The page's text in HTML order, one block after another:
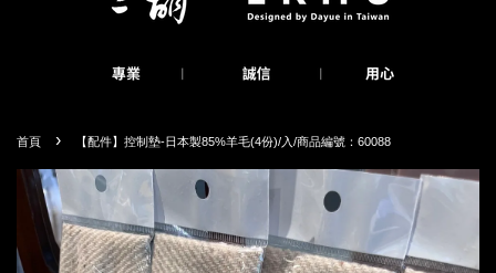
首頁 › 【配件】控制墊-日本製85%羊毛(4份)/入/商品編號：60088